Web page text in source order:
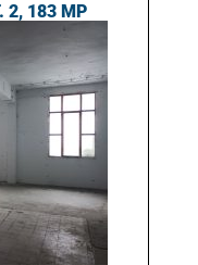
2, 183 MP